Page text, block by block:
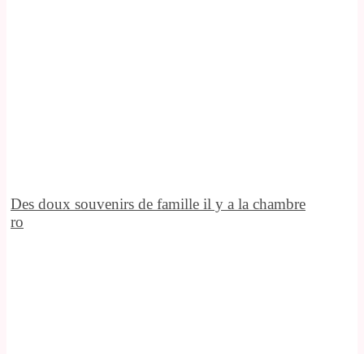
Des doux souvenirs de famille il y a la chambre
ro